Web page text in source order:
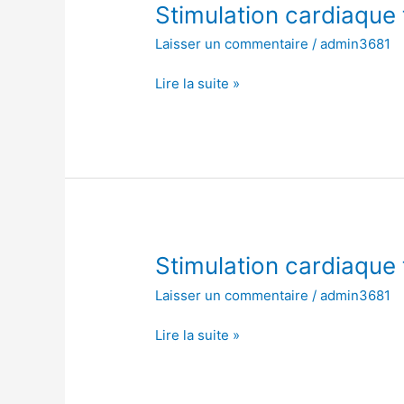
Stimulation
Laisser un commentaire /admin3681
Stimulation
temporaire
transcutanée
Lire la suite »
Stimulation
Laisser un commentaire /admin3681
Stimulation
temporaire
transcutanée
Lire la suite »